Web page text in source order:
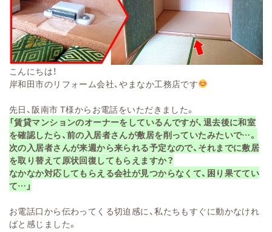
こ んにちは！
岸和田市のリフォーム会社、やまなか工務店です
先日 、阪南市 T様からお電話をいただきました。
「賃貸マンションのオーナーをしているんですが、退去後に和室
を確認したら、前の入居者さんが敷居を削っていたみたいで…。
次の入居者さんが来週から来られる予定なので、それまでに敷居
を取り替えて原状回復してもらえ ますか？
なかなか対応してもらえる会社が見つからなくて、困り果ててい
て…」
お電話口から伝わってくる切迫 感に、私たちもす ぐに動かなけれ
ばと感じました。